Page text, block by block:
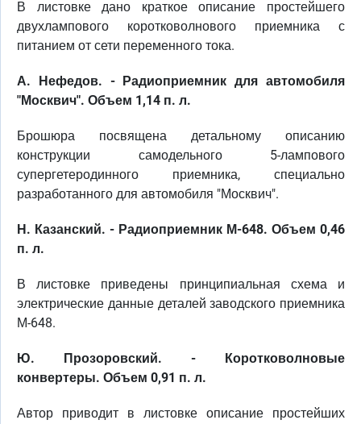
В листовке дано краткое описание простейшего
двухлампового коротковолнового приемника с
питанием от сети переменного тока.
А. Нефедов. - Радиоприемник для автомобиля
"Москвич". Объем 1,14 п. л.
Брошюра посвящена детальному описанию
конструкции самодельного 5-лампового
супергетеродинного приемника, специально
разработанного для автомобиля "Москвич".
Н. Казанский. - Радиоприемник М-648. Объем 0,46
п. л.
В листовке приведены принципиальная схема и
электрические данные деталей заводского приемника
М-648.
Ю. Прозоровский. - Коротковолновые
конвертеры. Объем 0,91 п. л.
Автор приводит в листовке описание простейших